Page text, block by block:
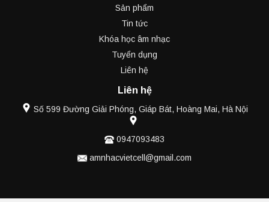
Sản phẩm
Tin tức
Khóa học âm nhạc
Tuyển dụng
Liên hệ
Liên hệ
Số 599 Đường Giải Phóng, Giáp Bát, Hoàng Mai, Hà Nội
0947093483
amnhacvietcell@gmail.com